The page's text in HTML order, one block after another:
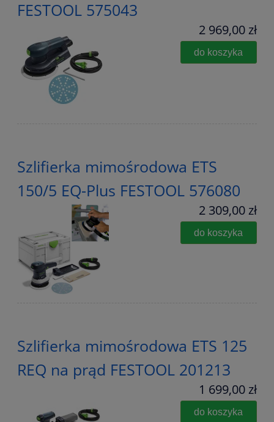
FESTOOL 575043
2 969,00 zł
do koszyka
Szlifierka mimośrodowa ETS
150/5 EQ-Plus FESTOOL 576080
2 309,00 zł
do koszyka
Szlifierka mimośrodowa ETS 125
REQ na prąd FESTOOL 201213
1 699,00 zł
do koszyka